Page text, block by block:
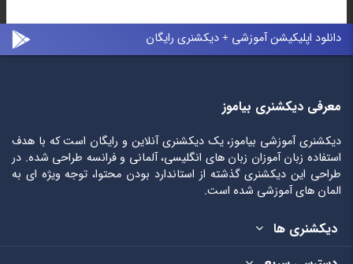
دانلود اپلیکیشن آموزشی + دیکشنری رایگان
معرفی دیکشنری بیاموز
دیکشنری آموزشی بیاموز، یک دیکشنری آنلاین و رایگان است که با هدف
استفاده زبان آموزان زبان های انگلیسی، آلمانی و فرانسه طراحی شده. در
طراحی این دیکشنری گذشته از استاندارد بودن محتوا، توجه ویژه ای به
المان های آموزشی شده است.
دیکشنری ها